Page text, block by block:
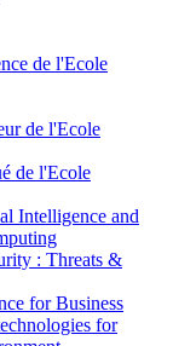
de l'Ecole
de l'Ecole
de l'Ecole
Intelligence and
: Threats &
for Business
for